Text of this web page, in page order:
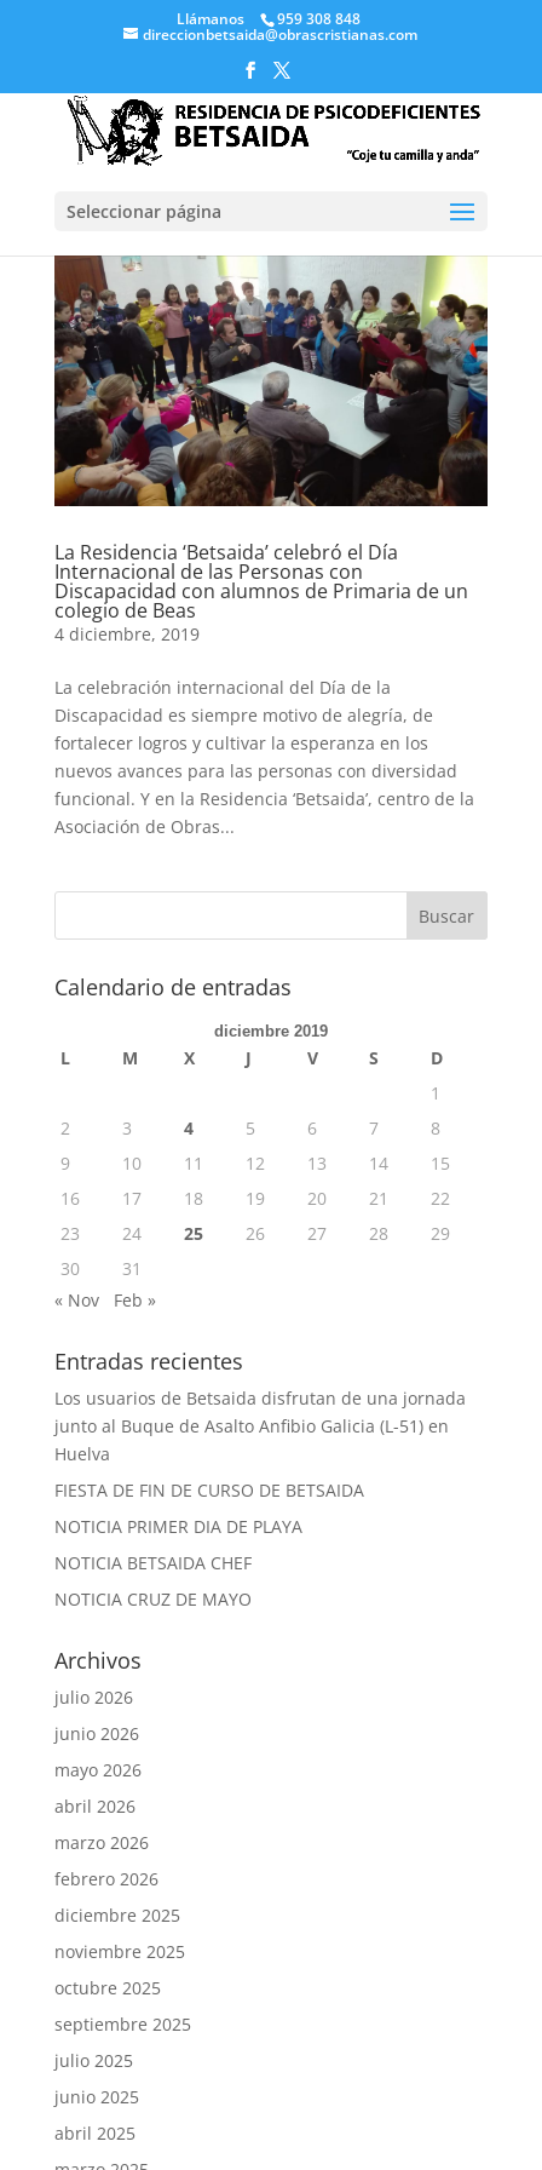
Llámanos 959 308 848
direccionbetsaida@obrascristianas.com
Seleccionar página
La Residencia ‘Betsaida’ celebró el Día
Internacional de las Personas con
Discapacidad con alumnos de Primaria de un
colegio de Beas
4 diciembre, 2019
La celebración internacional del Día de la
Discapacidad es siempre motivo de alegría, de
fortalecer logros y cultivar la esperanza en los
nuevos avances para las personas con diversidad
funcional. Y en la Residencia ‘Betsaida’, centro de la
Asociación de Obras...
Calendario de entradas
diciembre 2019
L M X J V S
D
1
2
3 4 5 6 7
8
9
10 11 12 13 14
15
16
17 18 19 20 21
22
23
24 25 26 27 28
29
30
31
« Nov
Feb »
Entradas recientes
Los usuarios de Betsaida disfrutan de una jornada
junto al Buque de Asalto Anfibio Galicia (L-51) en
Huelva
FIESTA DE FIN DE CURSO DE BETSAIDA
NOTICIA PRIMER DIA DE PLAYA
NOTICIA BETSAIDA CHEF
NOTICIA CRUZ DE MAYO
Archivos
julio 2026
junio 2026
mayo 2026
abril 2026
marzo 2026
febrero 2026
diciembre 2025
noviembre 2025
octubre 2025
septiembre 2025
julio 2025
junio 2025
abril 2025